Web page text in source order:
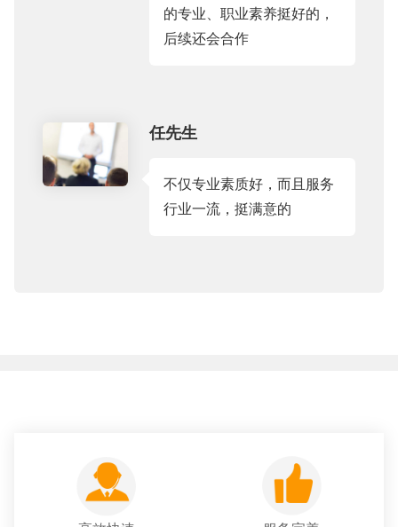
的专业、职业素养挺好的，
后续还会合作
任先生
不仅专业素质好，而且服务
行业一流，挺满意的